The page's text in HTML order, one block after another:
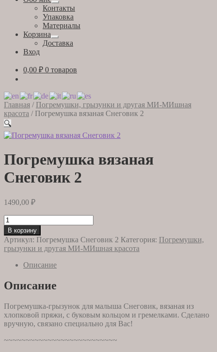
Развернутое
вложенное
меню
Контакты
Упаковка
Материалы
Корзина
Развернутое
вложенное
Доставка
Вход
0,00 ₽ 0 товаров
Главная / Погремушки, грызунки и другая МИ-МИшная
красота / Погремушка вязаная Снеговик 2
🔍
Погремушка вязаная
Снеговик 2
1490,00 ₽
Количество
товара
Погремушка
вязаная
Снеговик
В корзину
Артикул: Погремушка Снеговик 2 Категория: Погремушки,
грызунки и другая МИ-МИшная красота
Описание
Описание
Погремушка-грызунок для малыша Снеговик, вязаная из
хлопковой пряжи, с буковым кольцом и гремелками. Сделано
вручную, связано специально для Вас!
~~~~~~~~~~~~~~~~~~~~~~~~~~